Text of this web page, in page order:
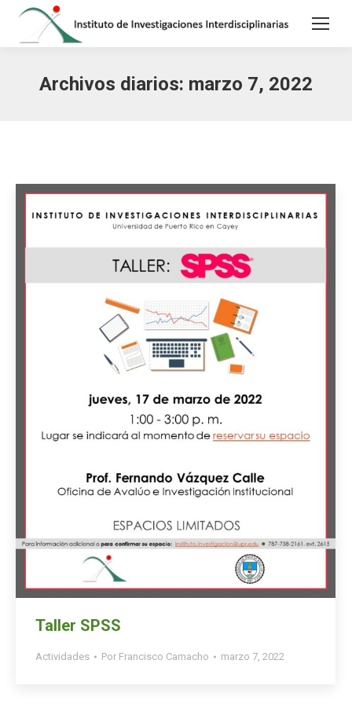
Archivos diarios: marzo 7, 2022
Taller SPSS
Actividades Por Francisco Camacho marzo 7, 2022